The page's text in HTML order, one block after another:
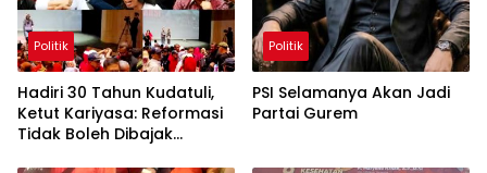
Politik
Hadiri 30 Tahun Kudatuli,
Ketut Kariyasa: Reformasi
Tidak Boleh Dibajak
Politik
PSI Selamanya Akan Jadi
Partai Gurem